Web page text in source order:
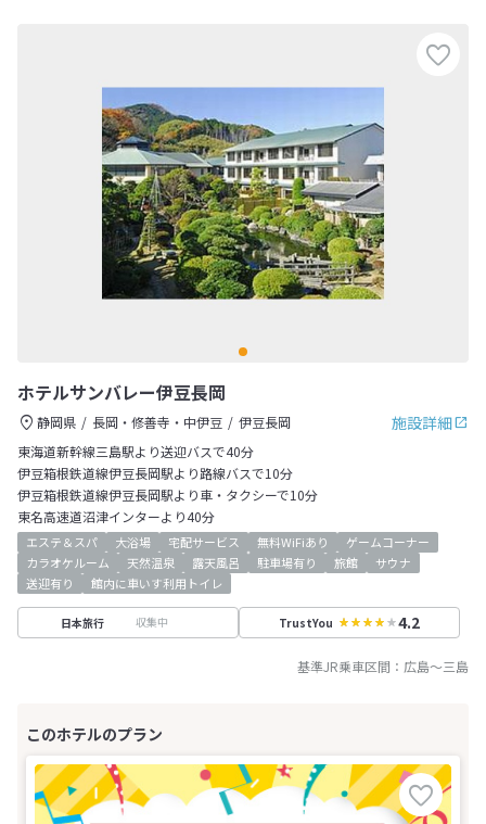
ホテルサンバレー伊豆長岡
施設詳細
静岡県 長岡・修善寺・中伊豆
伊豆長岡
東海道新幹線三島駅より送迎バスで40分
伊豆箱根鉄道線伊豆長岡駅より路線バスで10分
伊豆箱根鉄道線伊豆長岡駅より車・タクシーで10分
東名高速道沼津インターより40分
エステ＆スパ 大浴場 宅配サービス 無料WiFiあり
ゲームコーナー
カラオケルーム
天然温泉 露天風呂 駐車場有り 旅館
サウナ
送迎有り
館内に車いす利用トイレ
日本旅行 収集中 TrustYou 4.2
基準JR乗車区間： 広島～三島